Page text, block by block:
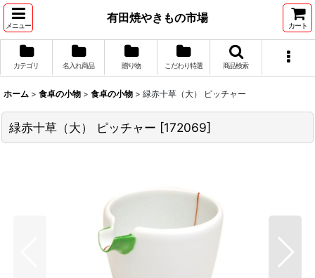
メニュー
有田焼やきもの市場
カート
カテゴリ 名入れ商品 贈り物 こだわり特選 商品検索
ホーム > 食卓の小物 > 食卓の小物 > 緑赤十草（大） ピッチャー
緑赤十草（大） ピッチャー [172069]